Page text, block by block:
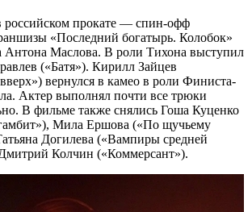
российском прокате — спин-офф
«Последний богатырь. Колобок»
Антона Маслова. В роли Тихона выступил
(«Батя»). Кирилл Зайцев
вернулся в камео в роли Финиста-
Актер выполнял почти все трюки
В фильме также снялись Гоша Куценко
Мила Ершова («По щучьему
Догилева («Вампиры средней
Колчин («Коммерсант»).